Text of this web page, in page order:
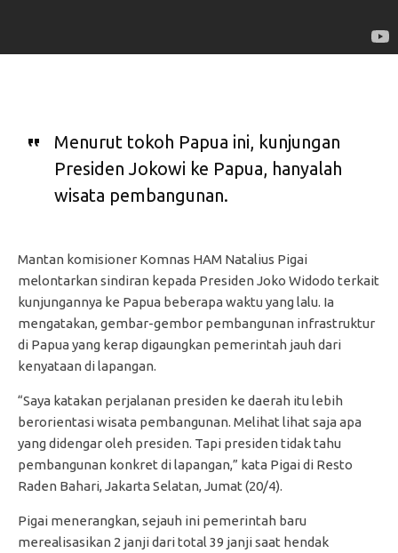
Menurut tokoh Papua ini, kunjungan
Presiden Jokowi ke Papua, hanyalah
wisata pembangunan.
Mantan komisioner Komnas HAM Natalius Pigai
melontarkan sindiran kepada Presiden Joko Widodo terkait
kunjungannya ke Papua beberapa waktu yang lalu. Ia
mengatakan, gembar-gembor pembangunan infrastruktur
di Papua yang kerap digaungkan pemerintah jauh dari
kenyataan di lapangan.
“Saya katakan perjalanan presiden ke daerah itu lebih
berorientasi wisata pembangunan. Melihat lihat saja apa
yang didengar oleh presiden. Tapi presiden tidak tahu
pembangunan konkret di lapangan,” kata Pigai di Resto
Raden Bahari, Jakarta Selatan, Jumat (20/4).
Pigai menerangkan, sejauh ini pemerintah baru
merealisasikan 2 janji dari total 39 janji saat hendak